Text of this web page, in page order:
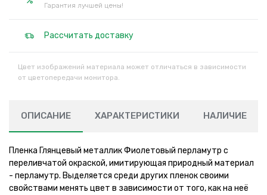
Гарантия лучшей цены!
Рассчитать доставку
Цвет изображений материала может отличаться в зависимости
от цветопередачи монитора.
ОПИСАНИЕ ХАРАКТЕРИСТИКИ НАЛИЧИЕ
Пленка Глянцевый металлик Фиолетовый перламутр с
переливчатой окраской, имитирующая природный материал
- перламутр. Выделяется среди других пленок своими
свойствами менять цвет в зависимости от того, как на неё